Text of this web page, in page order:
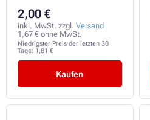
2,00 €
inkl. MwSt. zzgl. Versand
1,67 € ohne MwSt.
Niedrigster Preis der letzten 30
Tage: 1,81 €
Kaufen